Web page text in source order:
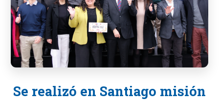
Se realizó en Santiago misión